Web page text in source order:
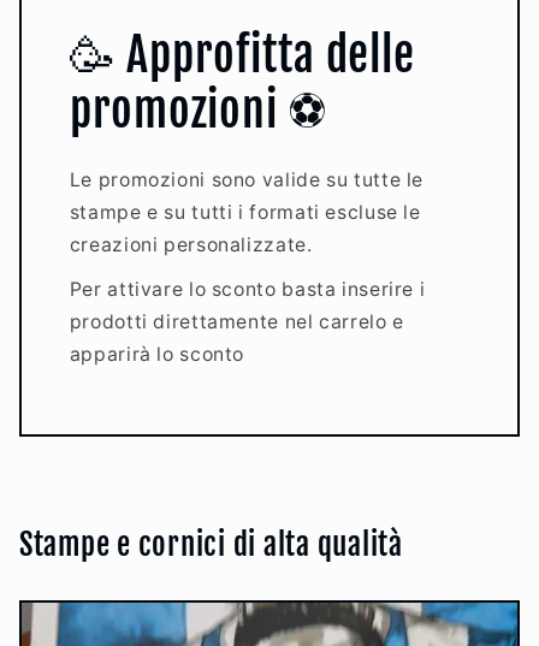
🥳 Approfitta delle
promozioni ⚽️
Le promozioni sono valide su tutte le
stampe e su tutti i formati escluse le
creazioni personalizzate.
Per attivare lo sconto basta inserire i
prodotti direttamente nel carrelo e
apparirà lo sconto
Stampe e cornici di alta qualità